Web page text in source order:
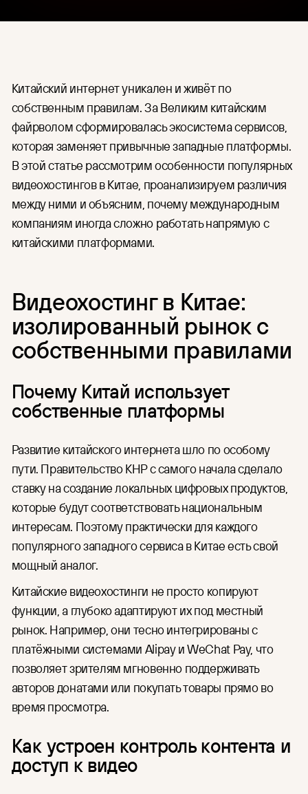
доставки контента по цене
Подготовка и проведение
мероприятий в Москве и по
всей России: съёмка,
трансляция, хранение и защита
записей.
Китайский интернет уникален и живёт по
собственным правилам. За Великим китайским
файрволом сформировалась экосистема сервисов,
которая заменяет привычные западные платформы.
В этой статье рассмотрим особенности популярных
видеохостингов в Китае, проанализируем различия
между ними и объясним, почему международным
компаниям иногда сложно работать напрямую с
китайскими платформами.
Видеохостинг в Китае:
изолированный рынок с
собственными правилами
Почему Китай использует
собственные платформы
Развитие китайского интернета шло по особому
пути. Правительство КНР с самого начала сделало
ставку на создание локальных цифровых продуктов,
которые будут соответствовать национальным
интересам. Поэтому практически для каждого
популярного западного сервиса в Китае есть свой
мощный аналог.
Китайские видеохостинги не просто копируют
функции, а глубоко адаптируют их под местный
рынок. Например, они тесно интегрированы с
платёжными системами Alipay и WeChat Pay, что
позволяет зрителям мгновенно поддерживать
авторов донатами или покупать товары прямо во
время просмотра.
Как устроен контроль контента и
доступ к видео